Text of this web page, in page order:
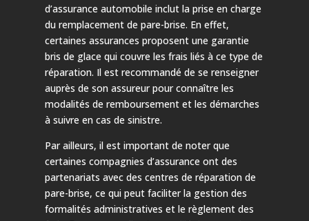
d’assurance automobile inclut la prise en charge
du remplacement de pare-brise. En effet,
certaines assurances proposent une garantie
bris de glace qui couvre les frais liés à ce type de
réparation. Il est recommandé de se renseigner
auprès de son assureur pour connaître les
modalités de remboursement et les démarches
à suivre en cas de sinistre.
Par ailleurs, il est important de noter que
certaines compagnies d’assurance ont des
partenariats avec des centres de réparation de
pare-brise, ce qui peut faciliter la gestion des
formalités administratives et le règlement des